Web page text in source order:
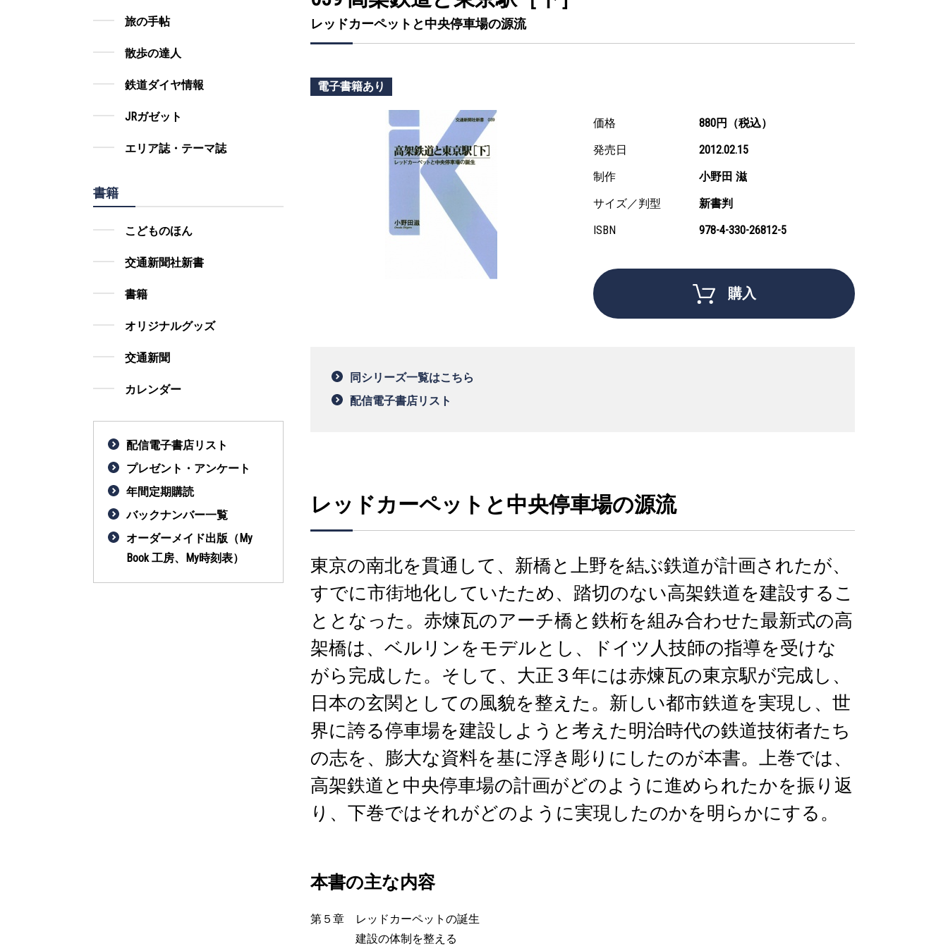
旅の手帖
散歩の達人
鉄道ダイヤ情報
JRガゼット
エリア誌・テーマ誌
書籍
こどものほん
交通新聞社新書
書籍
オリジナルグッズ
交通新聞
カレンダー
配信電子書店リスト
プレゼント・アンケート
年間定期購読
バックナンバー一覧
オーダーメイド出版（My
Book 工房、My時刻表）
レッドカーペットと中央停車場の源流
電子書籍あり
価格
880円（税込）
発売日
2012.02.15
制作
小野田 滋
サイズ／判型
新書判
ISBN
978-4-330-26812-5
購入
同シリーズ一覧はこちら
配信電子書店リスト
レッドカーペットと中央停車場の源流
東京の南北を貫通して、新橋と上野を結ぶ鉄道が計画されたが、
すでに市街地化していたため、踏切のない高架鉄道を建設するこ
ととなった。赤煉瓦のアーチ橋と鉄桁を組み合わせた最新式の高
架橋は、ベルリンをモデルとし、ドイツ人技師の指導を受けな
がら完成した。そして、大正３年には赤煉瓦の東京駅が完成し、
日本の玄関としての風貌を整えた。新しい都市鉄道を実現し、世
界に誇る停車場を建設しようと考えた明治時代の鉄道技術者たち
の志を、膨大な資料を基に浮き彫りにしたのが本書。上巻では、
高架鉄道と中央停車場の計画がどのように進められたかを振り返
り、下巻ではそれがどのように実現したのかを明らかにする。
本書の主な内容
第５章 レッドカーペットの誕生
建設の体制を整える